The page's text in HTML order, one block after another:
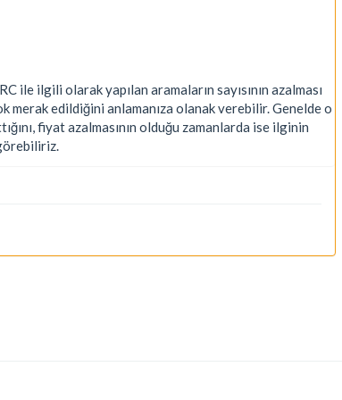
ilgili olarak yapılan aramaların sayısının azalması
merak edildiğini anlamanıza olanak verebilir. Genelde o
fiyat azalmasının olduğu zamanlarda ise ilginin